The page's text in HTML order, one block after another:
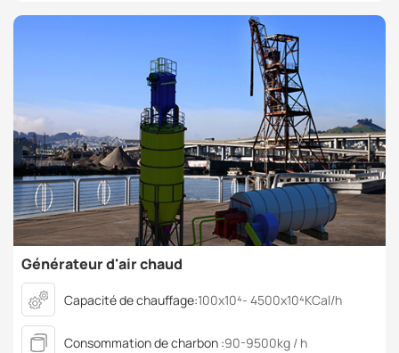
Générateur d'air chaud
Capacité de chauffage:100x10⁴- 4500x10⁴KCal/h
Consommation de charbon :90-9500kg / h